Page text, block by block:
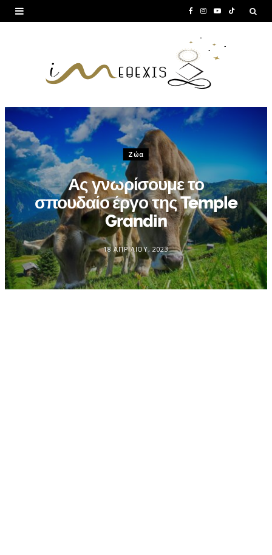
c
e
o
k
I
a
m
Y T
Ζώα
Ας γνωρίσουμε το
σπουδαίο έργο της Temple
Grandin
18 ΑΠΡΙΛΊΟΥ, 2023